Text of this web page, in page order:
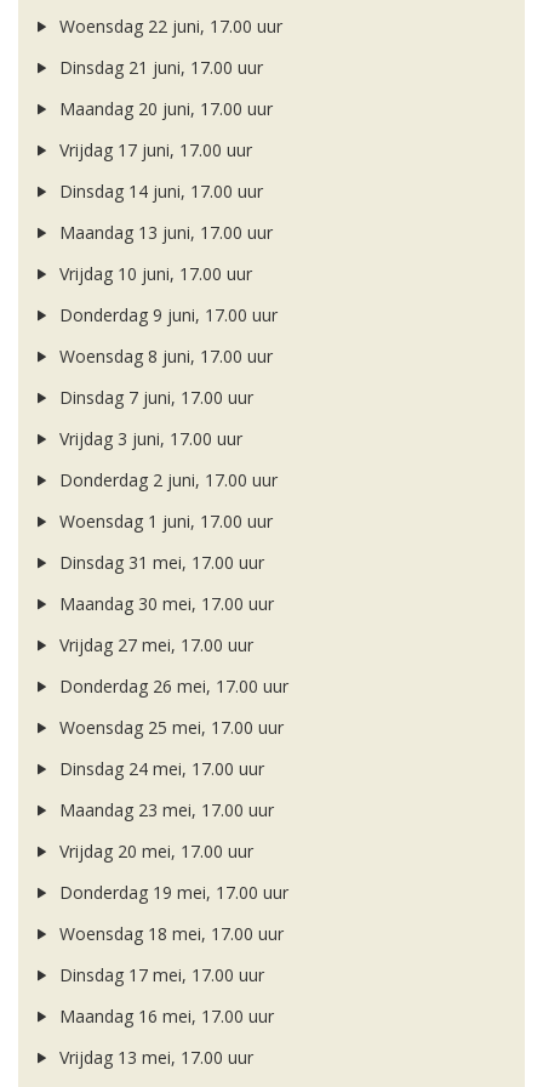
Woensdag 22 juni, 17.00 uur
Dinsdag 21 juni, 17.00 uur
Maandag 20 juni, 17.00 uur
Vrijdag 17 juni, 17.00 uur
Dinsdag 14 juni, 17.00 uur
Maandag 13 juni, 17.00 uur
Vrijdag 10 juni, 17.00 uur
Donderdag 9 juni, 17.00 uur
Woensdag 8 juni, 17.00 uur
Dinsdag 7 juni, 17.00 uur
Vrijdag 3 juni, 17.00 uur
Donderdag 2 juni, 17.00 uur
Woensdag 1 juni, 17.00 uur
Dinsdag 31 mei, 17.00 uur
Maandag 30 mei, 17.00 uur
Vrijdag 27 mei, 17.00 uur
Donderdag 26 mei, 17.00 uur
Woensdag 25 mei, 17.00 uur
Dinsdag 24 mei, 17.00 uur
Maandag 23 mei, 17.00 uur
Vrijdag 20 mei, 17.00 uur
Donderdag 19 mei, 17.00 uur
Woensdag 18 mei, 17.00 uur
Dinsdag 17 mei, 17.00 uur
Maandag 16 mei, 17.00 uur
Vrijdag 13 mei, 17.00 uur